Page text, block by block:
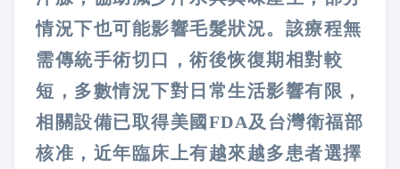
情況下也可能影響毛髮狀況。該療程無
需傳統手術切口，術後恢復期相對較
短，多數情況下對日常生活影響有限，
相關設備已取得美國FDA及台灣衛福部
核准，近年臨床上有越來越多患者選擇